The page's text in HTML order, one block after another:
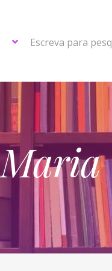
Escreva para
Maria